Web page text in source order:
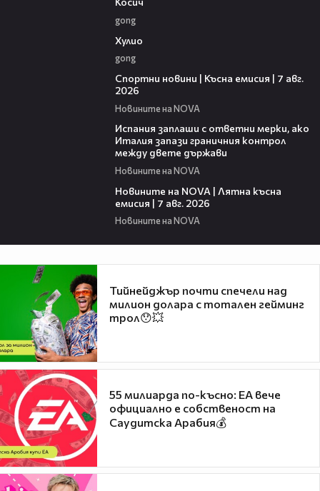
gong
Хулио
gong
Спортни новини | Късна емисия | 7 авг.
2026
Новините на NOVA
Испания заплаши с ответни мерки, ако
Италия запази граничния контрол
между двете държави
Новините на NOVA
Новините на NOVA | Лятна късна
емисия | 7 авг. 2026
Новините на NOVA
Тийнейджър почти спечели над
милион долара с тотален гейминг
трол😯💥
55 милиарда по-късно: EA вече
официално е собственост на
Саудитска Арабия💰